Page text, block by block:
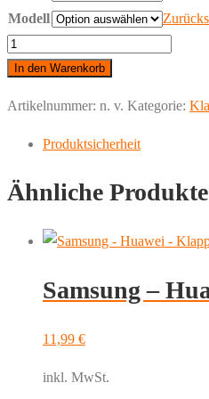
Modell
Huawei
Eule
Menge
In den Warenkorb
Artikelnummer: n. v. Kategorie:
Produktsicherheit
Ähnliche Produkte
Samsung –
11,99 €
inkl. MwSt.